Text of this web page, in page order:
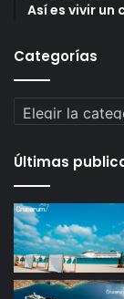
Así es vivir un
Categorías
Categorías
Últimas